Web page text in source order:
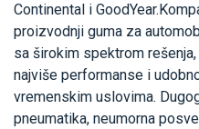
Continental i
proizvodnji guma za
sa širokim spektrom
najviše performanse i
vremenskim uslovima.
pneumatika, neumorna